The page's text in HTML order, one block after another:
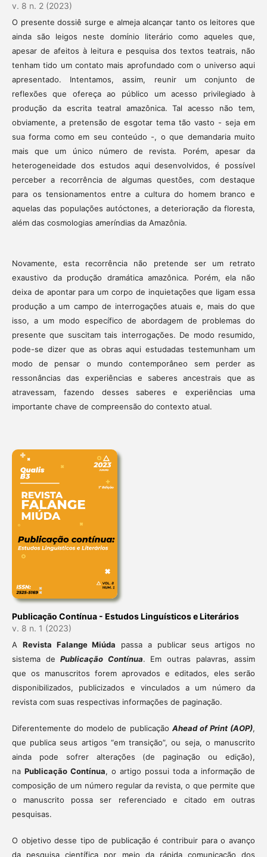
v. 8 n. 2 (2023)
O presente dossiê surge e almeja alcançar tanto os leitores que
ainda são leigos neste domínio literário como aqueles que,
apesar de afeitos à leitura e pesquisa dos textos teatrais, não
tenham tido um contato mais aprofundado com o universo aqui
apresentado. Intentamos, assim, reunir um conjunto de
reflexões que ofereça ao público um acesso privilegiado à
produção da escrita teatral amazônica. Tal acesso não tem,
obviamente, a pretensão de esgotar tema tão vasto - seja em
sua forma como em seu conteúdo -, o que demandaria muito
mais que um único número de revista. Porém, apesar da
heterogeneidade dos estudos aqui desenvolvidos, é possível
perceber a recorrência de algumas questões, com destaque
para os tensionamentos entre a cultura do homem branco e
aquelas das populações autóctones, a deterioração da floresta,
além das cosmologias ameríndias da Amazônia.
Novamente, esta recorrência não pretende ser um retrato
exaustivo da produção dramática amazônica. Porém, ela não
deixa de apontar para um corpo de inquietações que ligam essa
produção a um campo de interrogações atuais e, mais do que
isso, a um modo específico de abordagem de problemas do
presente que suscitam tais interrogações. De modo resumido,
pode-se dizer que as obras aqui estudadas testemunham um
modo de pensar o mundo contemporâneo sem perder as
ressonâncias das experiências e saberes ancestrais que as
atravessam, fazendo desses saberes e experiências uma
importante chave de compreensão do contexto atual.
Publicação Contínua - Estudos Linguísticos e Literários
v. 8 n. 1 (2023)
A Revista Falange Miúda passa a publicar seus artigos no
sistema de Publicação Contínua. Em outras palavras, assim
que os manuscritos forem aprovados e editados, eles serão
disponibilizados, publicizados e vinculados a um número da
revista com suas respectivas informações de paginação.
Diferentemente do modelo de publicação Ahead of Print (AOP),
que publica seus artigos “em transição”, ou seja, o manuscrito
ainda pode sofrer alterações (de paginação ou edição),
na Publicação Contínua, o artigo possui toda a informação de
composição de um número regular da revista, o que permite que
o manuscrito possa ser referenciado e citado em outras
pesquisas.
O objetivo desse tipo de publicação é contribuir para o avanço
da pesquisa científica por meio da rápida comunicação dos